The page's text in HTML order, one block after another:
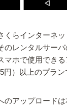
くらインターネ
のレンタルサー
マホで使用でき
円）以上のプラン
のアップロード